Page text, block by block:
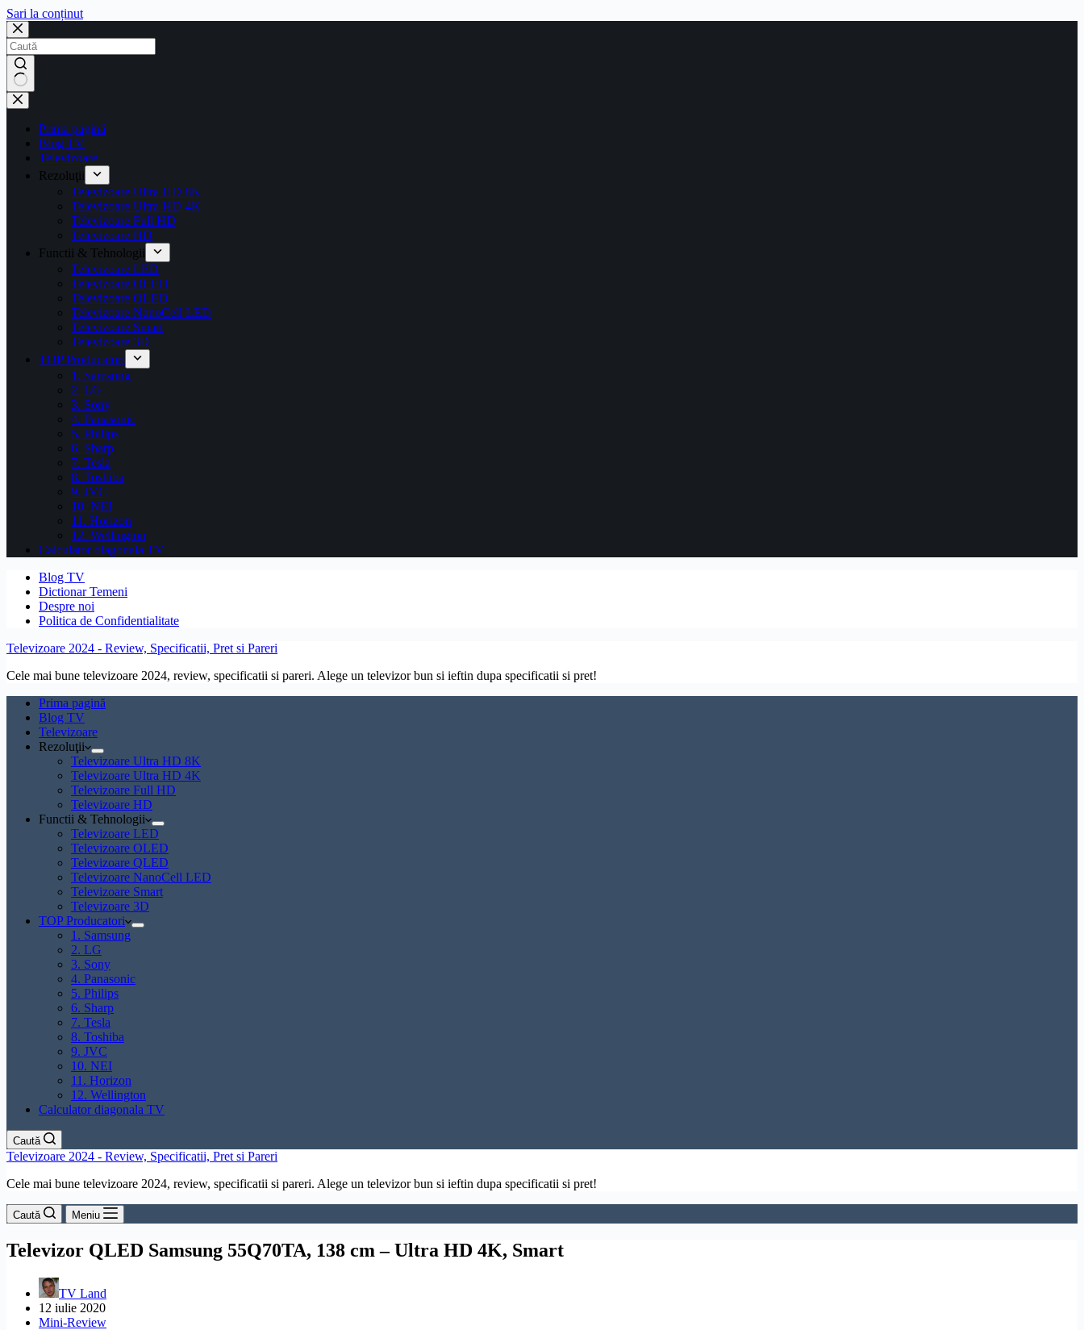
Sari la conținut
Prima pagină
Blog TV
Televizoare
Rezoluţii
Televizoare Ultra HD 8K
Televizoare Ultra HD 4K
Televizoare Full HD
Televizoare HD
Functii & Tehnologii
Televizoare LED
Televizoare OLED
Televizoare QLED
Televizoare NanoCell LED
Televizoare Smart
Televizoare 3D
TOP Producatori
1. Samsung
2. LG
3. Sony
4. Panasonic
5. Philips
6. Sharp
7. Tesla
8. Toshiba
9. JVC
10. NEI
11. Horizon
12. Wellington
Calculator diagonala TV
Blog TV
Dictionar Temeni
Despre noi
Politica de Confidentialitate
Televizoare 2024 - Review, Specificatii, Pret si Pareri
Cele mai bune televizoare 2024, review, specificatii si pareri. Alege un televizor bun si ieftin dupa specificatii si pret!
Prima pagină
Blog TV
Televizoare
Rezoluţii
Televizoare Ultra HD 8K
Televizoare Ultra HD 4K
Televizoare Full HD
Televizoare HD
Functii & Tehnologii
Televizoare LED
Televizoare OLED
Televizoare QLED
Televizoare NanoCell LED
Televizoare Smart
Televizoare 3D
TOP Producatori
1. Samsung
2. LG
3. Sony
4. Panasonic
5. Philips
6. Sharp
7. Tesla
8. Toshiba
9. JVC
10. NEI
11. Horizon
12. Wellington
Calculator diagonala TV
Caută
Televizoare 2024 - Review, Specificatii, Pret si Pareri
Cele mai bune televizoare 2024, review, specificatii si pareri. Alege un televizor bun si ieftin dupa specificatii si pret!
Caută Meniu
Televizor QLED Samsung 55Q70TA, 138 cm – Ultra HD 4K, Smart
TV Land
12 iulie 2020
Mini-Review